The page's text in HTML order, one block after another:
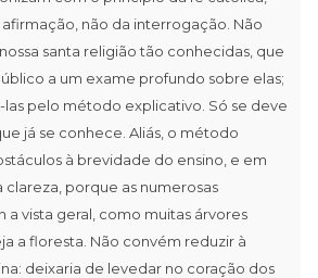
não da interrogação. Não
santa religião tão conhecidas, que
a um exame profundo sobre elas;
pelo método explicativo. Só se deve
já se conhece. Aliás, o método
à brevidade do ensino, e em
porque as numerosas
vista geral, como muitas árvores
a floresta. Não convém reduzir à
deixaria de levedar no coração dos